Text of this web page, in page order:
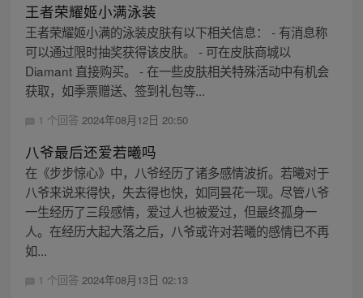
王者荣耀姬小满泳装
王者荣耀姬小满的泳装皮肤有以下相关信息： - 有消息称
可以通过限时抽奖获得该皮肤。 - 可在皮肤商城以
Diamant 直接购买。 - 在一些皮肤相关特殊活动中有机会
获取，如季票赠送、签到礼包等...
1 个回答 2024年08月12日 20:50
八爷最后还爱若曦吗
在《步步惊心》中，八爷经历了诸多感情波折。若曦对于
八爷来说来得快，失去得也快，如同昙花一现。尽管八爷
一生经历了三段感情，爱过人也被爱过，但最终孤身一
人。在经历大起大落之后，八爷或许对若曦的感情已不再
如...
1 个回答 2024年08月13日 02:13